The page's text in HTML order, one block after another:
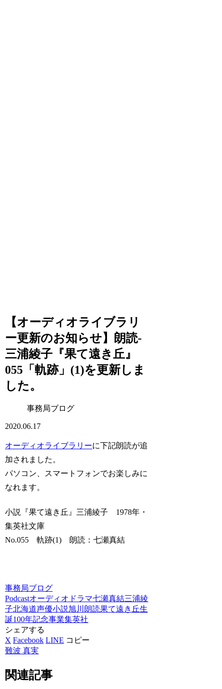
【オーディオライブラリ
ー更新のお知らせ】朗読-
三浦綾子『果て遠き丘』
055「軌跡」(1)を更新しま
した。
事務局ブログ
2020.06.17
オーディオライブラリーに下記朗読が追
加されました。
パソコン、スマートフォンでお楽しみに
なれます。
小説『果て遠き丘』三浦綾子 1978年・
集英社文庫
No.055 軌跡(1) 朗読：七瀬真結
事務局ブログ
Podcastオーディオドラマ七瀬真結三浦綾
子北海道声優小説旭川 朗読果て遠き丘生
誕100年記念事業集英社
シェアする
X Facebook LINE コピー
難波 真実
関連記事